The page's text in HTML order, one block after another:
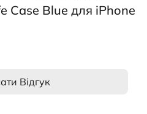
Case Blue для iPhone
Відгук